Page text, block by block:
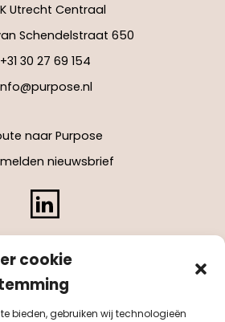
cookie
bieden, gebruiken wij technologieën
Utrecht Centraal
Schendelstraat 650
+31 30 27 69 154
naar Purpose
nieuwsbrief